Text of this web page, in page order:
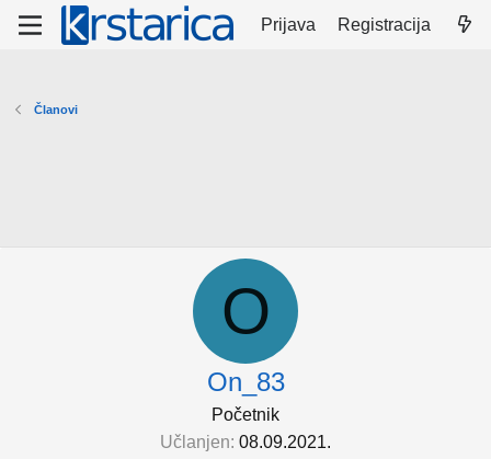
Prijava Registracija
Članovi
O
On_83
Početnik
Učlanjen 08.09.2021.